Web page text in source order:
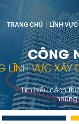
TRANG CHỦ LĨNH